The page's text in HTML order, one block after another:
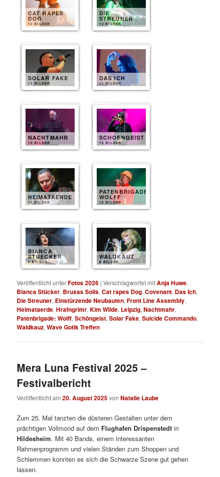
CAT RAPES
DOG
12 BILDER
DIE
STREUNER
12 BILDER
SOLAR FAKE
11 BILDER
DAS ICH
11 BILDER
NACHTMAHR
10 BILDER
SCHOENGEIST
10 BILDER
HEIMATAERDE
10 BILDER
PATENBRIGADE
WOLFF
10 BILDER
BIANCA
STUECKER
9 BILDER
WALDKAUZ
8 BILDER
Veröffentlicht unterFotos 2026 |Verschlagwortet mitAnja Huwe,
Bianca Stücker, Bruxas Solis,Cat rapes Dog,Covenant, Das Ich,
Die Streuner, Einstürzende Neubauten,Front Line Assembly,
Heimataerde,Hrafngrimr,Kim Wilde, Leipzig,Nachtmahr,
Patenbrigade: Wolff,Schöngeist,Solar Fake,Suicide Commando,
Waldkauz,Wave Gotik Treffen
Mera Luna Festival 2025 –
Festivalbericht
Veröffentlicht am20. August 2025vonNatalie Laube
Zum 25. Mal tanzten die düsteren Gestalten unter dem
prächtigen Vollmond auf dem Flughafen Drispenstedt in
Hildesheim. Mit 40 Bands, einem interessanten
Rahmenprogramm und vielen Ständen zum Shoppen und
Schlemmen konnten es sich die Schwarze Szene gut gehen
lassen.